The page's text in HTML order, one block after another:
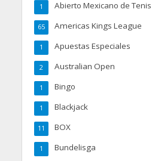
Abierto Mexicano de Tenis
1
Americas Kings League
65
Apuestas Especiales
1
Australian Open
2
Bingo
1
Blackjack
1
BOX
11
Bundelisga
1